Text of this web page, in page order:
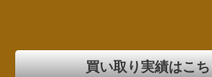
買い取り実績はこ